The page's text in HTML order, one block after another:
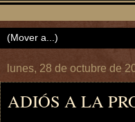
lunes, 28 de octubre de
ADIÓS A LA